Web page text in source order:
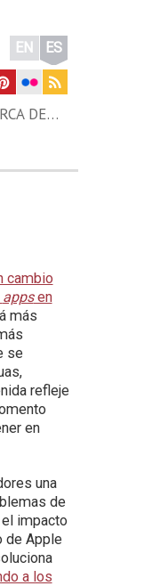
EN ES
DE…
cambio
appsen
más
se
refleje
en
una
de
impacto
de Apple
a los